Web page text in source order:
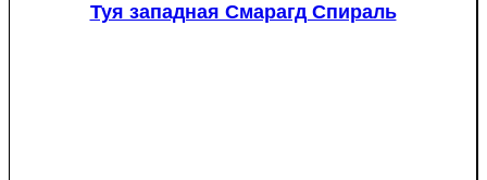
Туя западная Смарагд Спираль